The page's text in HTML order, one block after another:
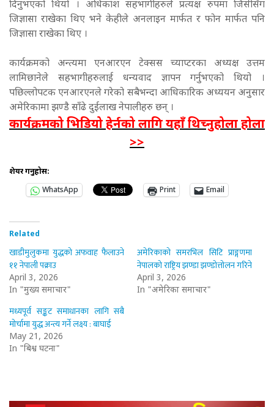
दिनुभएको थियो । अधिकांश सहभागीहरुले प्रत्यक्ष रुपमा जिसीसँग
जिज्ञासा राखेका थिए भने केहीले अनलाइन मार्फत र फोन मार्फत पनि
जिज्ञासा राखेका थिए ।
कार्यक्रमको अन्त्यमा एनआरएन टेक्सस च्याप्टरका अध्यक्ष उत्तम
लामिछानेले सहभागीहरुलाई धन्यवाद ज्ञापन गर्नुभएको थियो ।
पछिल्लोपटक एनआरएनले गरेको सबैभन्दा आधिकारिक अध्ययन अनुसार
अमेरिकामा झण्डै साँढे दुईलाख नेपालीहरु छन् ।
कार्यक्रमको भिडियो हेर्नको लागि यहाँ थिच्नुहोला होला
>>
शेयर गर्नुहोस:
WhatsApp
Print Email
Related
खाडीमुलुकमा युद्धको अफवाह फैलाउने
११ नेपाली पक्राउ
April 3, 2026
In "मुख्य समाचार"
अमेरिकाको समरभिल सिटि प्राङ्गणमा
नेपालको राष्ट्रिय झण्डा झण्डोत्तोलन गरिने
April 3, 2026
In "अमेरिका समाचार"
मध्यपूर्व सङ्कट समाधानका लागि सबै
मोर्चामा युद्ध अन्त्य गर्ने लक्ष्य : बाघाई
May 21, 2026
In "बिश्व घटना"